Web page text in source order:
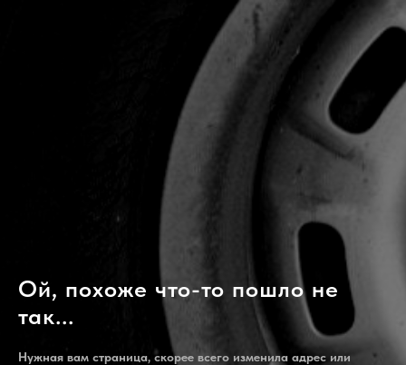
Ой, похоже что-то пошло не
так...
Нужная вам страница, скорее всего изменила адрес или